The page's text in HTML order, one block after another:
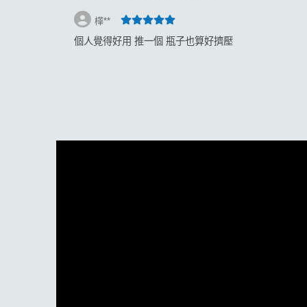
樺**
個人覺得好用 推一個 瓶子也算好擠壓